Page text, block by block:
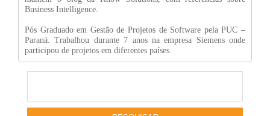
Business Intelligence.
Pós Graduado em Gestão de Projetos de Software pela PUC –
Paraná. Trabalhou durante 7 anos na empresa Siemens onde
participou de projetos em diferentes países.